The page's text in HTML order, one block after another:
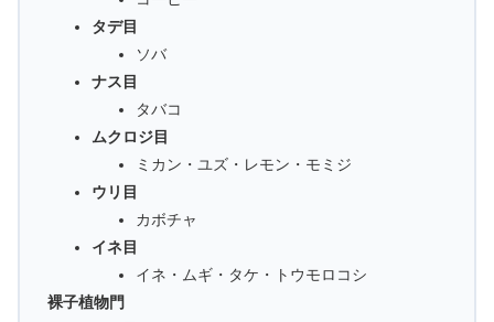
タデ目
ソバ
ナス目
タバコ
ムクロジ目
ミカン・ユズ・レモン・モミジ
ウリ目
カボチャ
イネ目
イネ・ムギ・タケ・トウモロコシ
裸子植物門